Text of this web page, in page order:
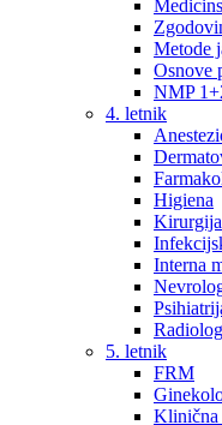
Metode
Osnove
NMP
4. letnik
Higiena
Kirurgija
Interna
5. letnik
FRM
Klinična